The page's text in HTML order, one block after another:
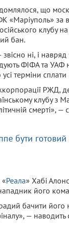
що
«Маріуполь»
клубу
бан.
ні, і навряд
ФІФА та УАФ
усі терміни
РЖД,
клубу з
смерті», —
бути
Реала» Хабі
нападник його
бачити його
— наводить